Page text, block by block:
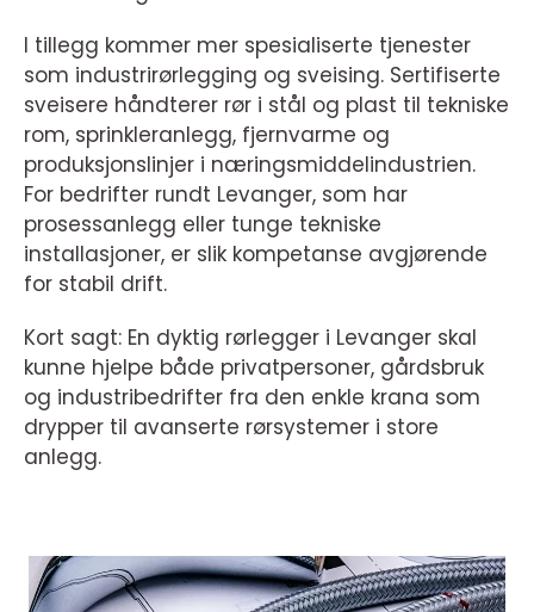
I tillegg kommer mer spesialiserte tjenester
som industrirørlegging og sveising. Sertifiserte
sveisere håndterer rør i stål og plast til tekniske
rom, sprinkleranlegg, fjernvarme og
produksjonslinjer i næringsmiddelindustrien.
For bedrifter rundt Levanger, som har
prosessanlegg eller tunge tekniske
installasjoner, er slik kompetanse avgjørende
for stabil drift.
Kort sagt: En dyktig rørlegger i Levanger skal
kunne hjelpe både privatpersoner, gårdsbruk
og industribedrifter fra den enkle krana som
drypper til avanserte rørsystemer i store
anlegg.